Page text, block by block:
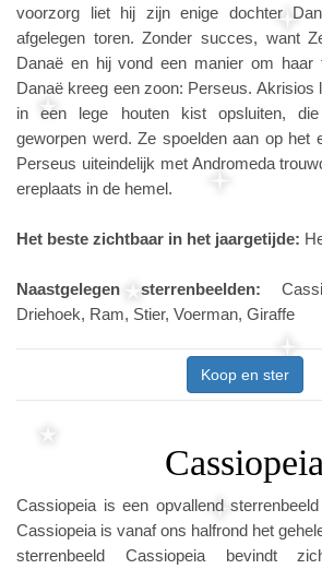
voorzorg liet hij zijn enige dochter
afgelegen toren. Zonder succes, want
Danaë en hij vond een manier om haar
Danaë kreeg een zoon: Perseus. Akrisios
in een lege houten kist opsluiten,
geworpen werd. Ze spoelden aan op het
Perseus uiteindelijk met Andromeda
ereplaats in de hemel.
Het beste zichtbaar in het jaargetijde:
Naastgelegen sterrenbeelden:
Driehoek, Ram, Stier, Voerman, Giraffe
Koop en ster
Cassiopeia
Cassiopeia is een opvallend
Cassiopeia is vanaf ons halfrond het
sterrenbeeld Cassiopeia bevindt